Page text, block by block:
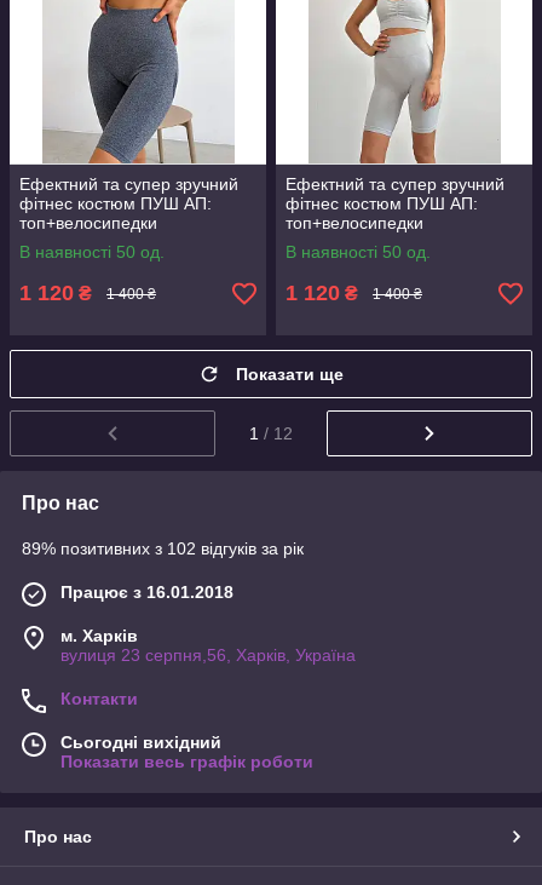
Ефектний та супер зручний
фітнес костюм ПУШ АП:
топ+велосипедки
В наявності 50 од.
1 120 ₴ 1 400 ₴
Ефектний та супер зручний
фітнес костюм ПУШ АП:
топ+велосипедки
В наявності 50 од.
1 120 ₴ 1 400 ₴
Показати ще
1 / 12
Про нас
89% позитивних з 102 відгуків за рік
Працює з 16.01.2018
м. Харків
вулиця 23 серпня,56, Харків, Україна
Контакти
Сьогодні вихідний
Показати весь графік роботи
Про нас